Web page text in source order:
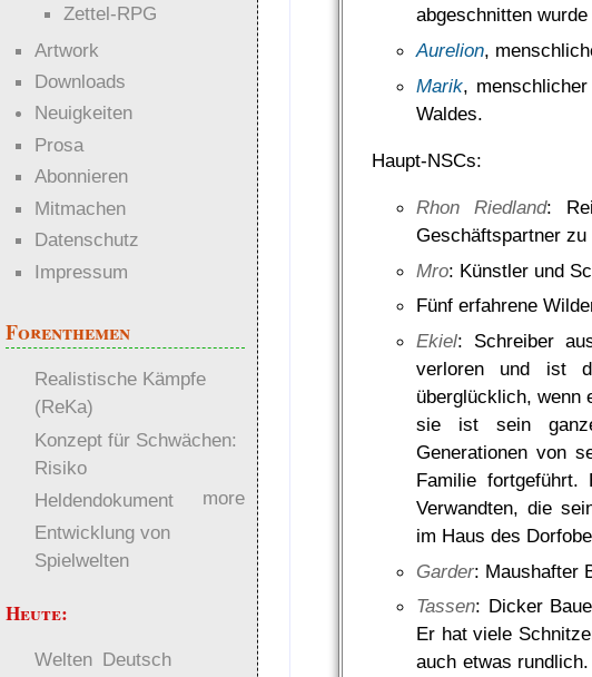
abgeschnitten
Aurelion,
Marik,
Waldes.
Haupt-NSCs:
Rhon Riedland:
Geschäftspartner zu
Mro: Künstler und
Fünf erfahrene
Ekiel: Schreiber
verloren und ist
überglücklich, wenn
sie ist sein
Generationen von
Familie fortgeführt.
Verwandten, die
im Haus des
Garder: Maushafter
Tassen: Dicker
Er hat viele
auch etwas
Zettel-RPG
Artwork
Downloads
Neuigkeiten
Prosa
Abonnieren
Mitmachen
Datenschutz
Impressum
Forenthemen
Realistische Kämpfe
(ReKa)
Konzept für Schwächen:
Risiko
Heldendokument
Entwicklung von
Spielwelten
more
Heute:
Welten Deutsch